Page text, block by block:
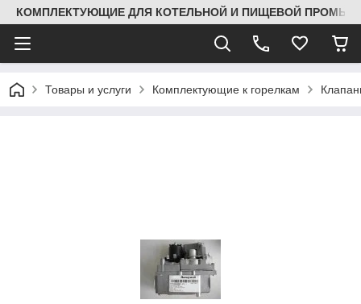
КОМПЛЕКТУЮЩИЕ ДЛЯ КОТЕЛЬНОЙ И ПИЩЕВОЙ
Товары и услуги Комплектующие к горелкам